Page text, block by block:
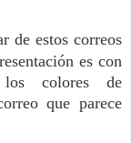
de estos correos
es con
los colores de
que parece